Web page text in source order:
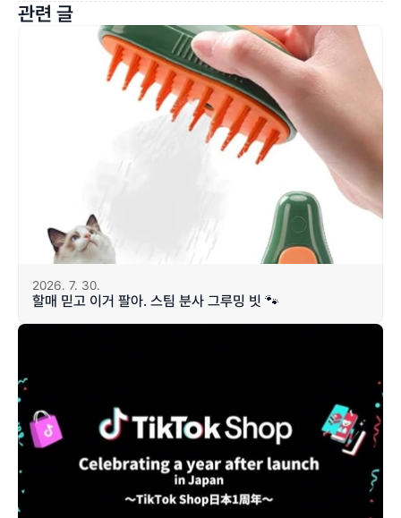
관련 글
2026. 7. 30.
할매 믿고 이거 팔아. 스팀 분사 그루밍 빗 🐾